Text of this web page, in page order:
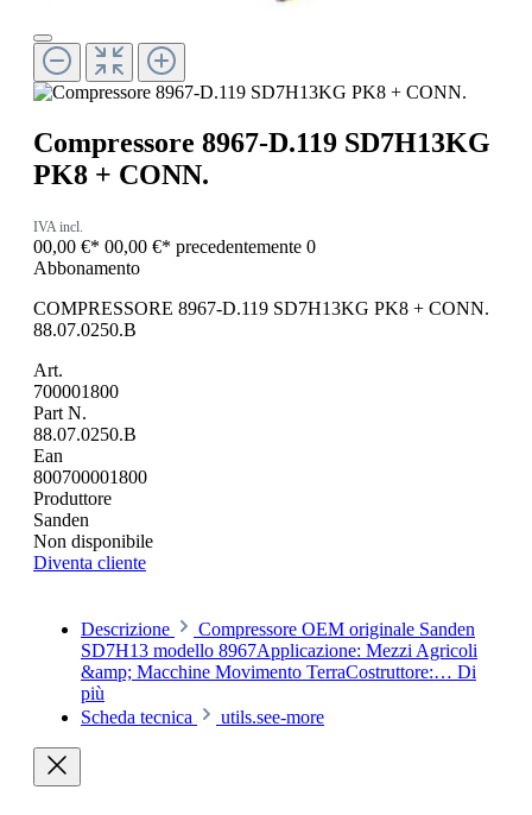
Compressore 8967-D.119 SD7H13KG
PK8 + CONN.
IVA incl.
00,00 €* 00,00 €* precedentemente 0
Abbonamento
COMPRESSORE 8967-D.119 SD7H13KG PK8 + CONN.
88.07.0250.B
Art.
700001800
Part N.
88.07.0250.B
Ean
800700001800
Produttore
Sanden
Non disponibile
Diventa cliente
Descrizione
Compressore OEM originale Sanden
SD7H13 modello 8967Applicazione: Mezzi Agricoli
&amp; Macchine Movimento TerraCostruttore:… Di
più
Scheda tecnica
utils.see-more